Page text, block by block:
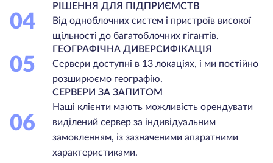
04
РІШЕННЯ ДЛЯ ПІДПРИЄМСТВ
Від одноблочних систем і пристроїв високої
щільності до багатоблочних гігантів.
05
ГЕОГРАФІЧНА ДИВЕРСИФІКАЦІЯ
Сервери доступні в 13 локаціях, і ми постійно
розширюємо географію.
06
СЕРВЕРИ ЗА ЗАПИТОМ
Наші клієнти мають можливість орендувати
виділений сервер за індивідуальним
замовленням, із зазначеними апаратними
характеристиками.